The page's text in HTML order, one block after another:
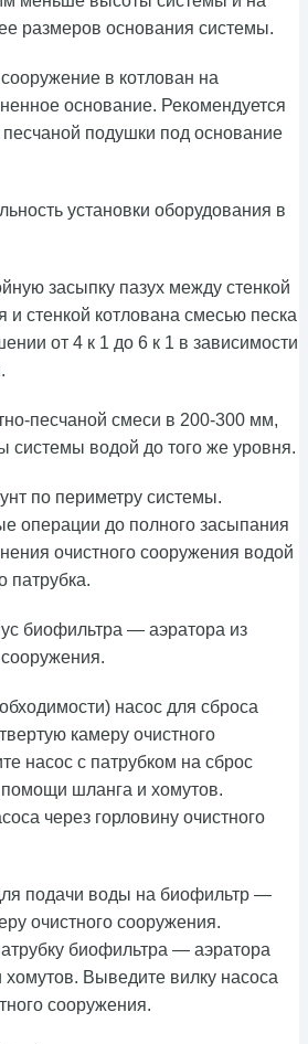
размеров основания системы.
в котлован на
основание. Рекомендуется
подушки под основание
установки оборудования в
засыпку пазух между стенкой
и стенкой котлована смесью песка
от 4 к 1 до 6 к 1 в зависимости
песчаной смеси в 200-300 мм,
системы водой до того же уровня.
по периметру системы.
операции до полного засыпания
очистного сооружения водой
патрубка.
биофильтра — аэратора из
насос для сброса
камеру очистного
насос с патрубком на сброс
шланга и хомутов.
через горловину очистного
подачи воды на биофильтр —
очистного сооружения.
биофильтра — аэратора
Выведите вилку насоса
сооружения.